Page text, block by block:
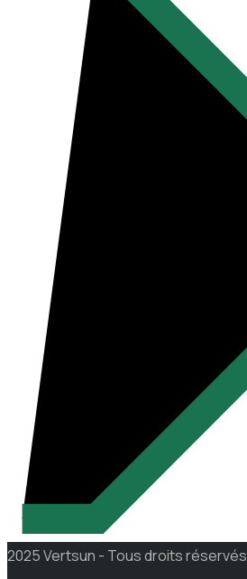
2025 Vertsun - Tous droits réservés